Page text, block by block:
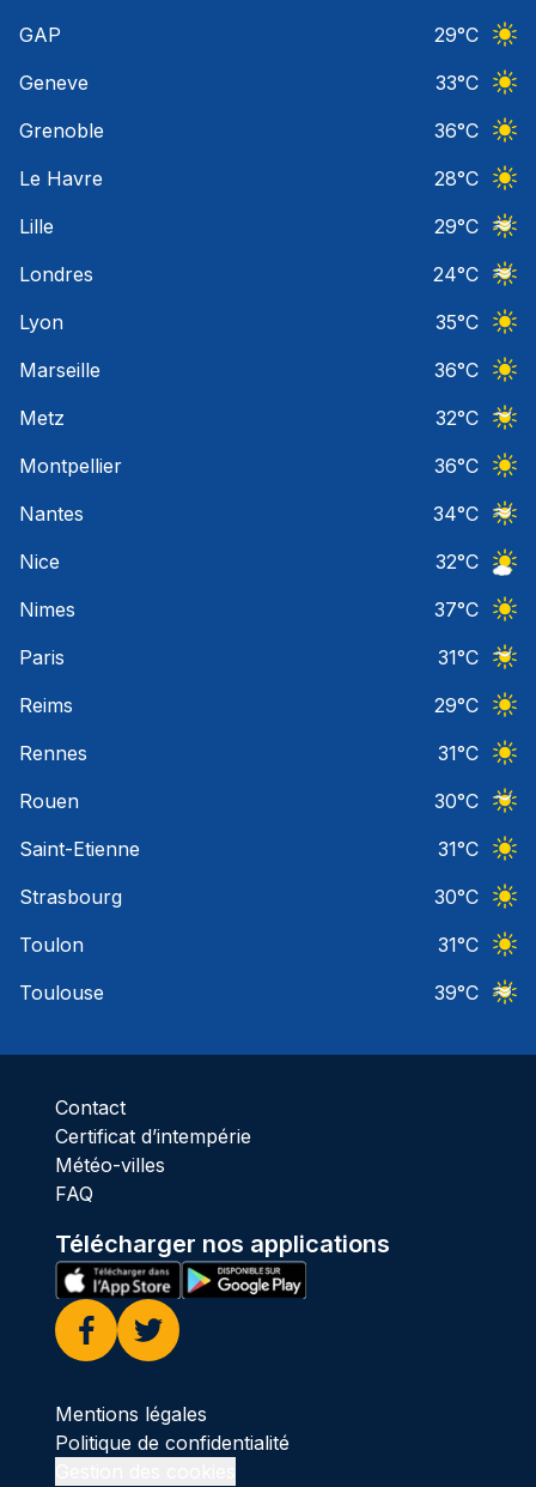
GAP
29°C
Geneve
33°C
Grenoble
36°C
Le Havre
28°C
Lille
29°C
Londres
24°C
Lyon
35°C
Marseille
36°C
Metz
32°C
Montpellier
36°C
Nantes
34°C
Nice
32°C
Nimes
37°C
Paris
31°C
Reims
29°C
Rennes
31°C
Rouen
30°C
Saint-Etienne
31°C
Strasbourg
30°C
Toulon
31°C
Toulouse
39°C
Contact
Certificat d’intempérie
Météo-villes
FAQ
Télécharger nos applications
Facebook
Twitter
Mentions légales
Politique de confidentialité